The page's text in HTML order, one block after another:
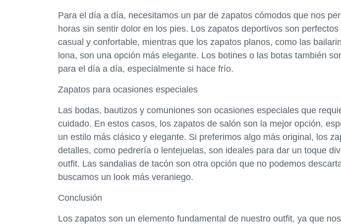
Para el día a día, necesitamos un par de zapatos cómodos que nos
horas sin sentir dolor en los pies. Los zapatos deportivos son
casual y confortable, mientras que los zapatos planos, como las
lona, son una opción más elegante. Los botines o las botas también
para el día a día, especialmente si hace frío.
Zapatos para ocasiones especiales
Las bodas, bautizos y comuniones son ocasiones especiales que
cuidado. En estos casos, los zapatos de salón son la mejor opción,
un estilo más clásico y elegante. Si preferimos algo más original, los
detalles, como pedrería o lentejuelas, son ideales para dar un toque
outfit. Las sandalias de tacón son otra opción que no podemos
buscamos un look más veraniego.
Conclusión
Los zapatos son un elemento fundamental de nuestro outfit, ya que